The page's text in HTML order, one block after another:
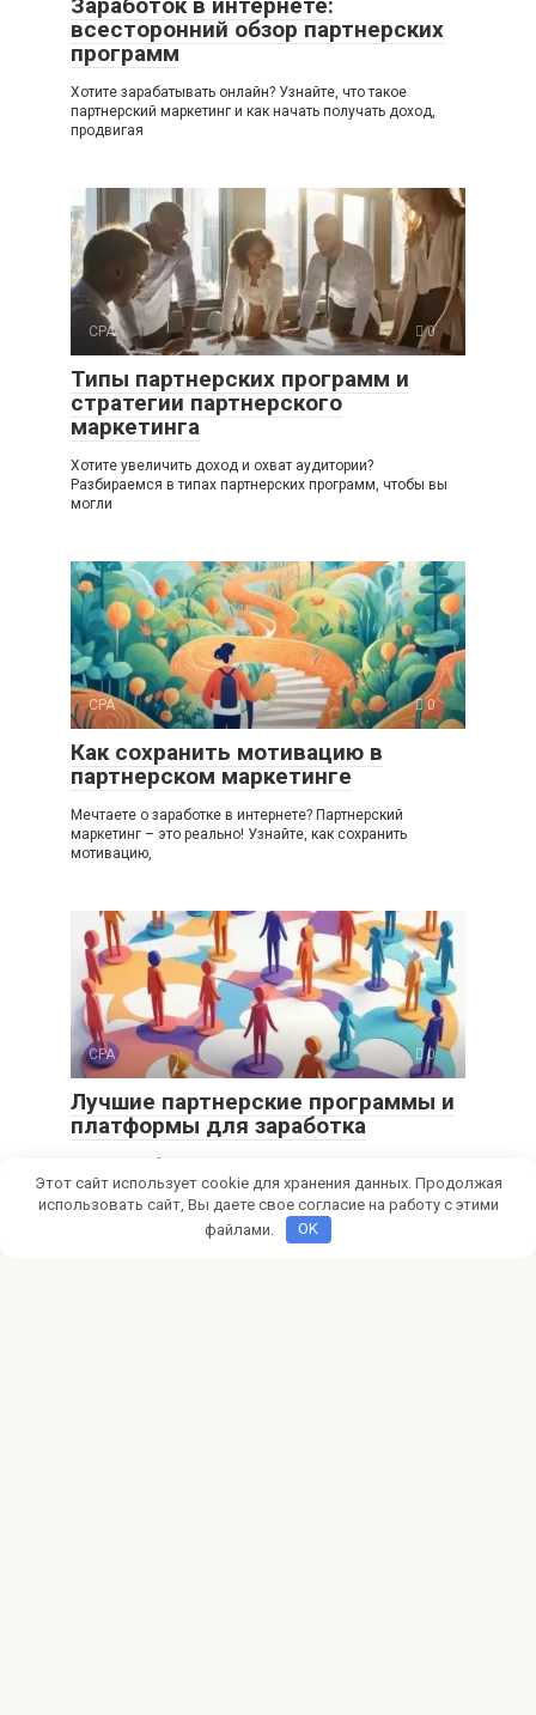
всесторонний обзор партнерских
программ
Хотите зарабатывать онлайн? Узнайте, что такое
партнерский маркетинг и как начать получать доход,
продвигая
CPA 0
Типы партнерских программ и
стратегии партнерского
маркетинга
Хотите увеличить доход и охват аудитории?
Разбираемся в типах партнерских программ, чтобы вы
могли
CPA 0
Как сохранить мотивацию в
партнерском маркетинге
Мечтаете о заработке в интернете? Партнерский
маркетинг – это реально! Узнайте, как сохранить
мотивацию,
CPA 0
Лучшие партнерские программы и
платформы для заработка
Хотите зарабатывать онлайн? Узнайте о лучших
партнерских программах и платформах для монетизации
вашего сайта
Этот сайт использует cookie для хранения данных. Продолжая
использовать сайт, Вы даете свое согласие на работу с этими
файлами.
OK